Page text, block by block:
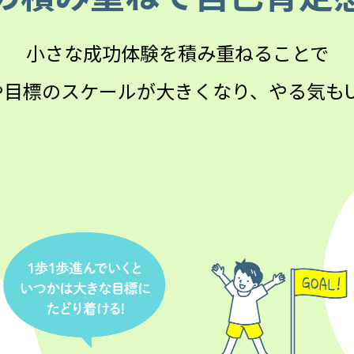
小さな成功体験を積み重ねることで
標のスケールが大きくなり、やる気も